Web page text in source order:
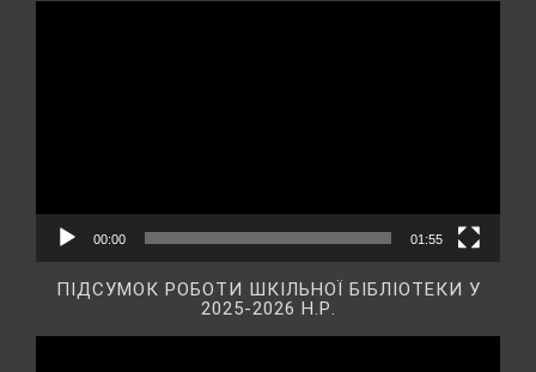
00:00 01:55
ПІДСУМОК РОБОТИ ШКІЛЬНОЇ БІБЛІОТЕКИ У
2025-2026 Н.Р.